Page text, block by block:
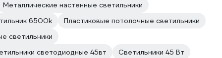
Металлические настенные светильники
6500k
Пластиковые потолочные светильники
светильники
светодиодные 45вт
Светильники 45 Вт